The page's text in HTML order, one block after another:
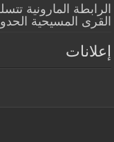
الرابطة المارونية
القرى المسيحية
إعلانات